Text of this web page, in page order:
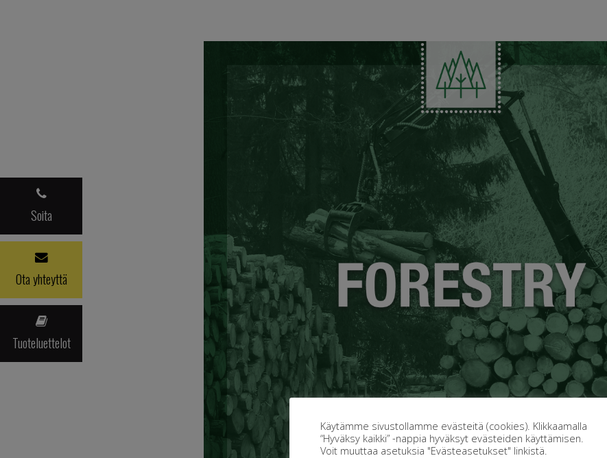
Soita
Ota yhteyttä
Tuoteluettelot
Käytämme sivustollamme evästeitä (cookies). Klikkaamalla
“Hyväksy kaikki” -nappia hyväksyt evästeiden käyttämisen.
Voit muuttaa asetuksia "Evästeasetukset" linkistä.